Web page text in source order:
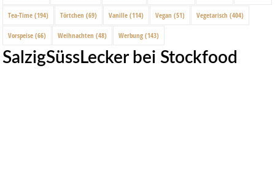
Tea-Time (194) Törtchen (69) Vanille (114) Vegan (51) Vegetarisch (404)
Vorspeise (66) Weihnachten (48) Werbung (143)
SalzigSüssLecker bei Stockfood